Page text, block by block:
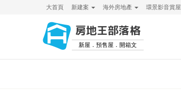
大首頁 新建案 海外房地產 環景影音賞屋
房地王部落格
新屋．預售屋．開箱文